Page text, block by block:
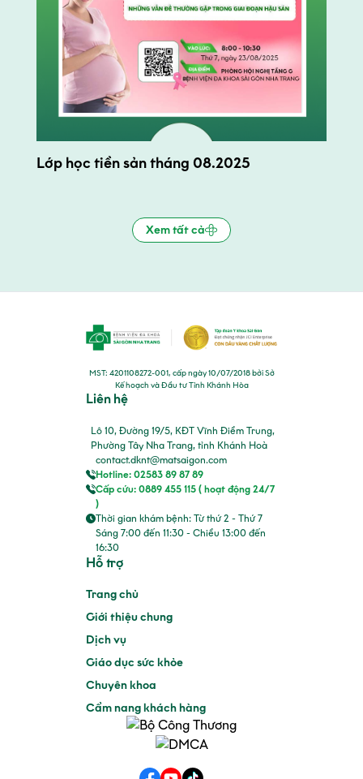
Lớp học tiền sản tháng 08.2025
Xem tất cả
MST: 4201108272-001, cấp ngày 10/07/2018 bởi Sở
Kế hoạch và Đầu tư Tỉnh Khánh Hòa
Liên hệ
Lô 10, Đường 19/5, KĐT Vĩnh Điềm Trung,
Phường Tây Nha Trang, tỉnh Khánh Hoà
contact.dknt@matsaigon.com
Hotline: 02583 89 87 89
Cấp cứu: 0889 455 115 ( hoạt động 24/7
)
Thời gian khám bệnh: Từ thứ 2 - Thứ 7
Sáng 7:00 đến 11:30 - Chiều 13:00 đến
16:30
Hỗ trợ
Trang chủ
Giới thiệu chung
Dịch vụ
Giáo dục sức khỏe
Chuyên khoa
Cẩm nang khách hàng